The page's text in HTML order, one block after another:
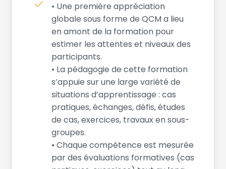
• Une première appréciation
globale sous forme de QCM a lieu
en amont de la formation pour
estimer les attentes et niveaux des
participants.
• La pédagogie de cette formation
s’appuie sur une large variété de
situations d’apprentissage : cas
pratiques, échanges, défis, études
de cas, exercices, travaux en sous-
groupes.
• Chaque compétence est mesurée
par des évaluations formatives (cas